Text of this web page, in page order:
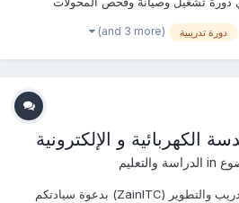
/ واتساب / ڨ...
دورة تدريبية (and 3 more)
الكهربائية و الإلكترونية
الدراسة والتعليم
يتشرف مركز زيــن الدولي للتدريب والتطوير (ZainITC) بدعوة سيادتكم